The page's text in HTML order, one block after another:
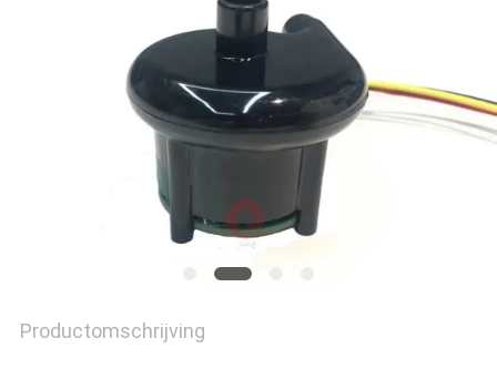
PRIVACYBELEID
Productomschrijving